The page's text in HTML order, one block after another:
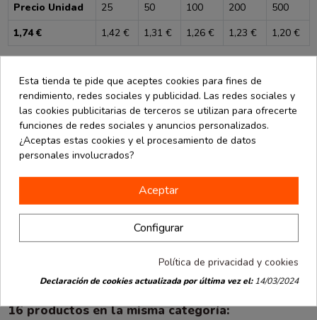
Precio Unidad 25 50 100 200
500
1,74 €
1,42 € 1,31 € 1,26 € 1,23 € 1,20 €
Descripción
Opiniones(0)
Caja microcanal blanca automonatble 26x26x9cm
16 productos en la misma categoría:
Esta tienda te pide que aceptes cookies para fines de
rendimiento, redes sociales y publicidad. Las redes sociales y
las cookies publicitarias de terceros se utilizan para ofrecerte
funciones de redes sociales y anuncios personalizados.
¿Aceptas estas cookies y el procesamiento de datos
personales involucrados?
Aceptar
Configurar
Política de privacidad y cookies
Declaración de cookies actualizada por última vez el:14/03/2024